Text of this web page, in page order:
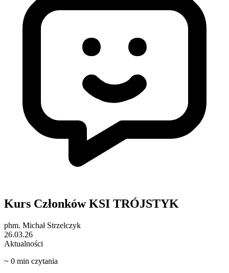
Kurs Członków KSI TRÓJSTYK
phm. Michał Strzelczyk
26.03.26
Aktualności
~ 0 min czytania